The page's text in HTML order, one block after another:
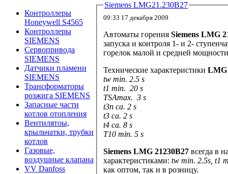
Контроллеры
Honeywell S4565
Контроллеры
SIEMENS
Сервопривода
SIEMENS
Датчики пламени
SIEMENS
Трансформаторы
розжига SIEMENS
Запасные части
котлов отопления
Вентилятоы,
крыльчатки, трубки
котлов
Газовые,
воздушные клапана
VV Danfoss
Siemens LMG21.230B27
09:33 17 декабря 2009
Автоматы горения Siemens LMG
запуска и контроля 1- и 2-
горелок малой и средней
Технические характеристики LMG
tw min. 2.5 s
t1 min. 20 s
TSAmax. 3 s
t3n ca. 2 s
t3 ca. 2 s
t4 ca. 8 s
T10 min. 5 s
Siemens LMG 21230B27 всегда в
характеристиками: tw min. 2.5s, t1
как оптом, так и в розницу.